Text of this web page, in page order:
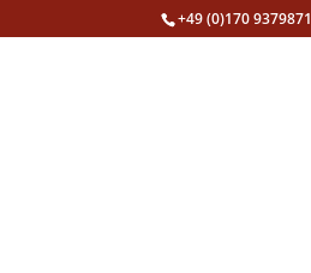
+49 (0)170 9379871